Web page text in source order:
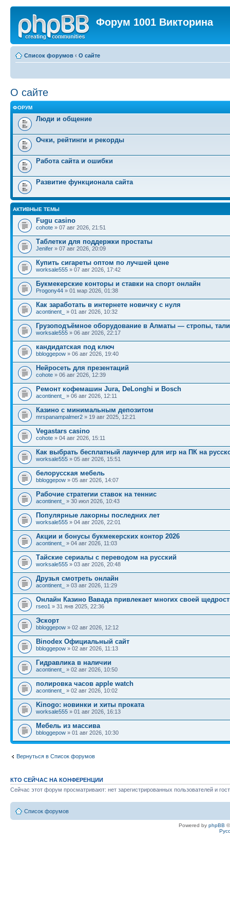
Форум 1001 Викторина
Список форумов ‹ О сайте
О сайте
ФОРУМ
Люди и общение
Очки, рейтинги и рекорды
Работа сайта и ошибки
Развитие функционала сайта
АКТИВНЫЕ ТЕМЫ
Fugu casino
cohote » 07 авг 2026, 21:51
Таблетки для поддержки простаты
Jenifer » 07 авг 2026, 20:09
Купить сигареты оптом по лучшей цене
worksale555 » 07 авг 2026, 17:42
Букмекерские конторы и ставки на спорт онлайн
Progony44 » 01 мар 2026, 01:38
Как заработать в интернете новичку с нуля
acontinent_ » 01 авг 2026, 10:32
Грузоподъёмное оборудование в Алматы — стропы,
worksale555 » 06 авг 2026, 22:17
кандидатская под ключ
bbloggepow » 06 авг 2026, 19:40
Нейросеть для презентаций
cohote » 06 авг 2026, 12:39
Ремонт кофемашин Jura, DeLonghi и Bosch
acontinent_ » 06 авг 2026, 12:11
Казино с минимальным депозитом
mrspanampalmer2 » 19 авг 2025, 12:21
Vegastars casino
cohote » 04 авг 2026, 15:11
Как выбрать бесплатный лаунчер для игр на ПК на
worksale555 » 05 авг 2026, 15:51
белорусская мебель
bbloggepow » 05 авг 2026, 14:07
Рабочие стратегии ставок на теннис
acontinent_ » 30 июл 2026, 10:43
Популярные лакорны последних лет
worksale555 » 04 авг 2026, 22:01
Акции и бонусы букмекерских контор 2026
acontinent_ » 04 авг 2026, 11:03
Тайские сериалы с переводом на русский
worksale555 » 03 авг 2026, 20:48
Друзья смотреть онлайн
acontinent_ » 03 авг 2026, 11:29
Онлайн Казино Вавада привлекает многих своей
rseo1 » 31 янв 2025, 22:36
Эскорт
bbloggepow » 02 авг 2026, 12:12
Binodex Официальный сайт
bbloggepow » 02 авг 2026, 11:13
Гидравлика в наличии
acontinent_ » 02 авг 2026, 10:50
полировка часов apple watch
acontinent_ » 02 авг 2026, 10:02
Kinogo: новинки и хиты проката
worksale555 » 01 авг 2026, 16:13
Мебель из массива
bbloggepow » 01 авг 2026, 10:30
Вернуться в Список форумов
КТО СЕЙЧАС НА КОНФЕРЕНЦИИ
Сейчас этот форум просматривают: нет зарегистрированных пользователей и
Список форумов
Powered by phpBB